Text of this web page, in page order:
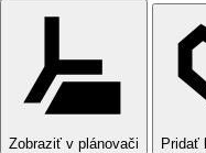
Zobraziť v plánovači